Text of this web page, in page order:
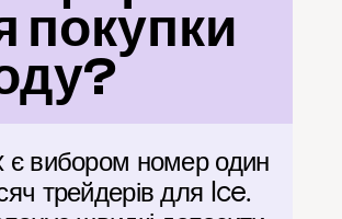
покупки
є вибором номер один
трейдерів для Ice.